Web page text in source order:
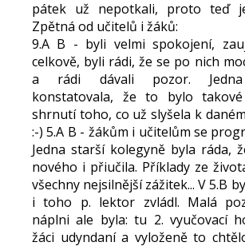
pátek už nepotkali, proto teď
Zpětná od učitelů i žáků:
9.A B - byli velmi spokojení,
celkově, byli rádi, že se po nich
a rádi dávali pozor.
konstatovala, že to bylo takové
shrnutí toho, co už slyšela k
:-) 5.A B - žákům i učitelům se
Jedna starší kolegyně byla ráda,
nového i přiučila. Příklady ze
všechny nejsilnější zážitek... V 5.B
i toho p. lektor zvládl. Malá
náplni ale byla: tu 2. vyučovací
žáci udyndaní a vyloženě to